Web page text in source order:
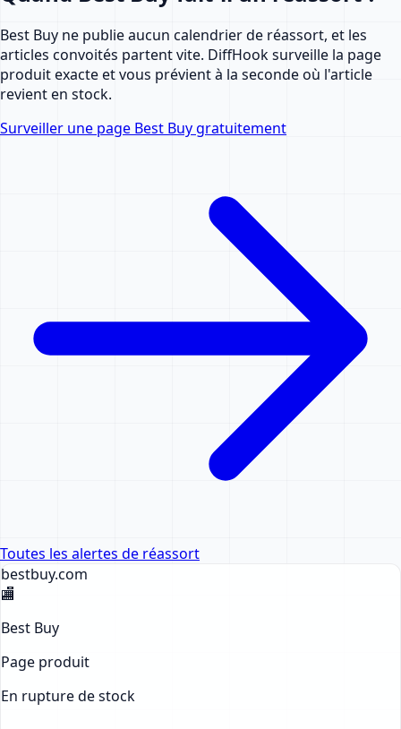
Best Buy ne publie aucun calendrier de réassort, et les
articles convoités partent vite. DiffHook surveille la page
produit exacte et vous prévient à la seconde où l'article
revient en stock.
Surveiller une page Best Buy gratuitement
Toutes les alertes de réassort
bestbuy.com
🏬
Best Buy
Page produit
En rupture de stock